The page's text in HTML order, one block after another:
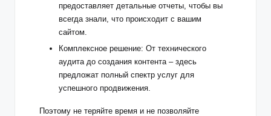
предоставляет детальные отчеты, чтобы вы
всегда знали, что происходит с вашим
сайтом.
Комплексное решение: От технического
аудита до создания контента – здесь
предложат полный спектр услуг для
успешного продвижения.
Поэтому не теряйте время и не позволяйте